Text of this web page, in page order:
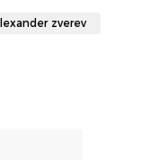
zverev